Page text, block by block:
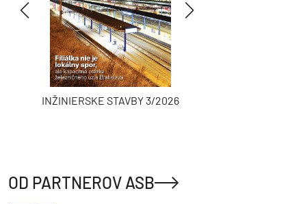
INŽINIERSKE STAVBY 3/2026
OD PARTNEROV ASB